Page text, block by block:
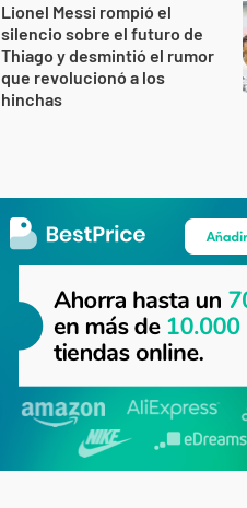
Lionel Messi rompió el
silencio sobre el futuro de
Thiago y desmintió el rumor
que revolucionó a los
hinchas